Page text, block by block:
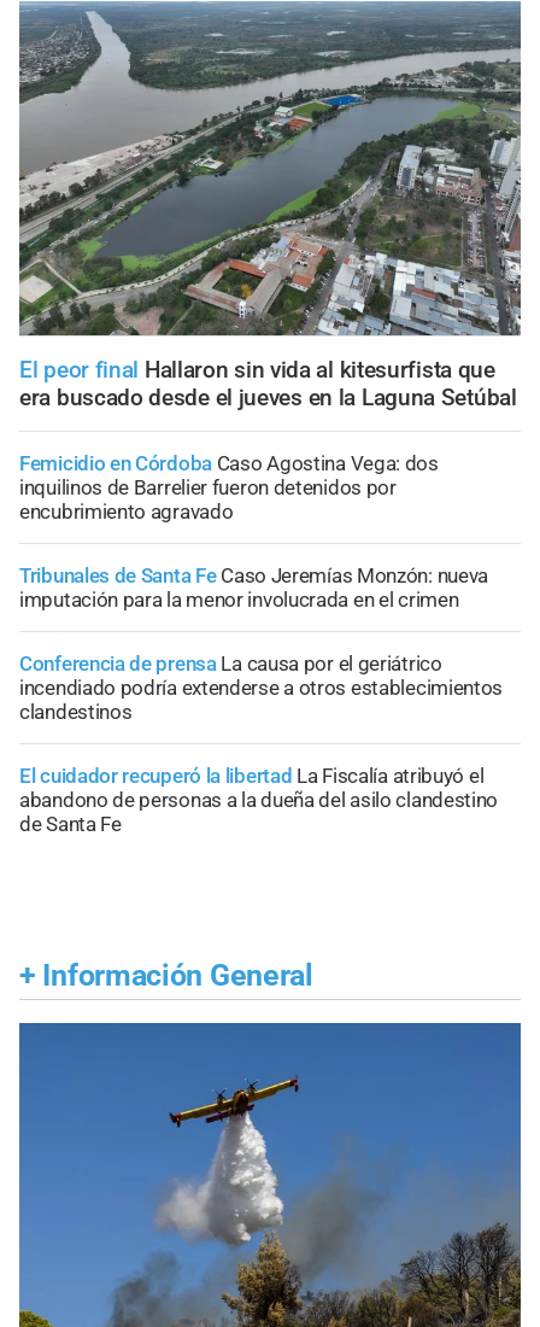
El peor final Hallaron sin vida al kitesurfista que
era buscado desde el jueves en la Laguna Setúbal
Femicidio en Córdoba Caso Agostina Vega: dos
inquilinos de Barrelier fueron detenidos por
encubrimiento agravado
Tribunales de Santa Fe Caso Jeremías Monzón: nueva
imputación para la menor involucrada en el crimen
Conferencia de prensa La causa por el geriátrico
incendiado podría extenderse a otros establecimientos
clandestinos
El cuidador recuperó la libertad La Fiscalía atribuyó el
abandono de personas a la dueña del asilo clandestino
de Santa Fe
+ Información General